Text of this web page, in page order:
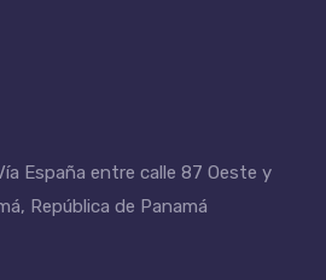
España entre calle 87 Oeste y
República de Panamá